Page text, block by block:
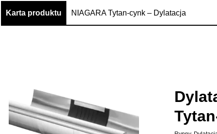
Karta produktu NIAGARA Tytan-cynk – Dylatacja